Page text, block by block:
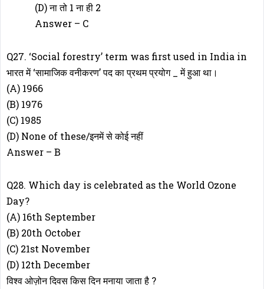
(D) ना तो 1 ना ही 2
Answer – C
Q27. ‘Social forestry’ term was first used in India in
भारत में ‘सामाजिक वनीकरण’ पद का प्रथम प्रयोग _ में हुआ था।
(A) 1966
(B) 1976
(C) 1985
(D) None of these/इनमें से कोई नहीं
Answer – B
Q28. Which day is celebrated as the World Ozone
Day?
(A) 16th September
(B) 20th October
(C) 21st November
(D) 12th December
विश्व ओज़ोन दिवस किस दिन मनाया जाता है ?